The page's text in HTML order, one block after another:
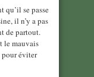
qu’il se passe
il n’y a pas
de partout.
le mauvais
pour éviter